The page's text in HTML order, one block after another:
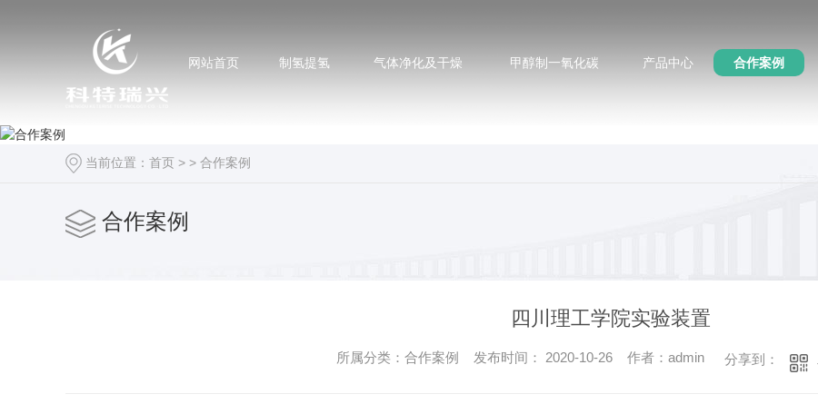
网站首页 制氢提氢 气体净化及干燥 甲醇制一氧化碳 产品中心 合作案例
当前位置： 首页 > > 合作案例
合作案例
四川理工学院实验装置
所属分类：合作案例 发布时间： 2020-10-26 作者：admin 分享到：